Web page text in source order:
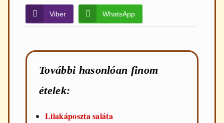
Viber WhatsApp
További hasonlóan finom
ételek:
Lilakáposzta saláta